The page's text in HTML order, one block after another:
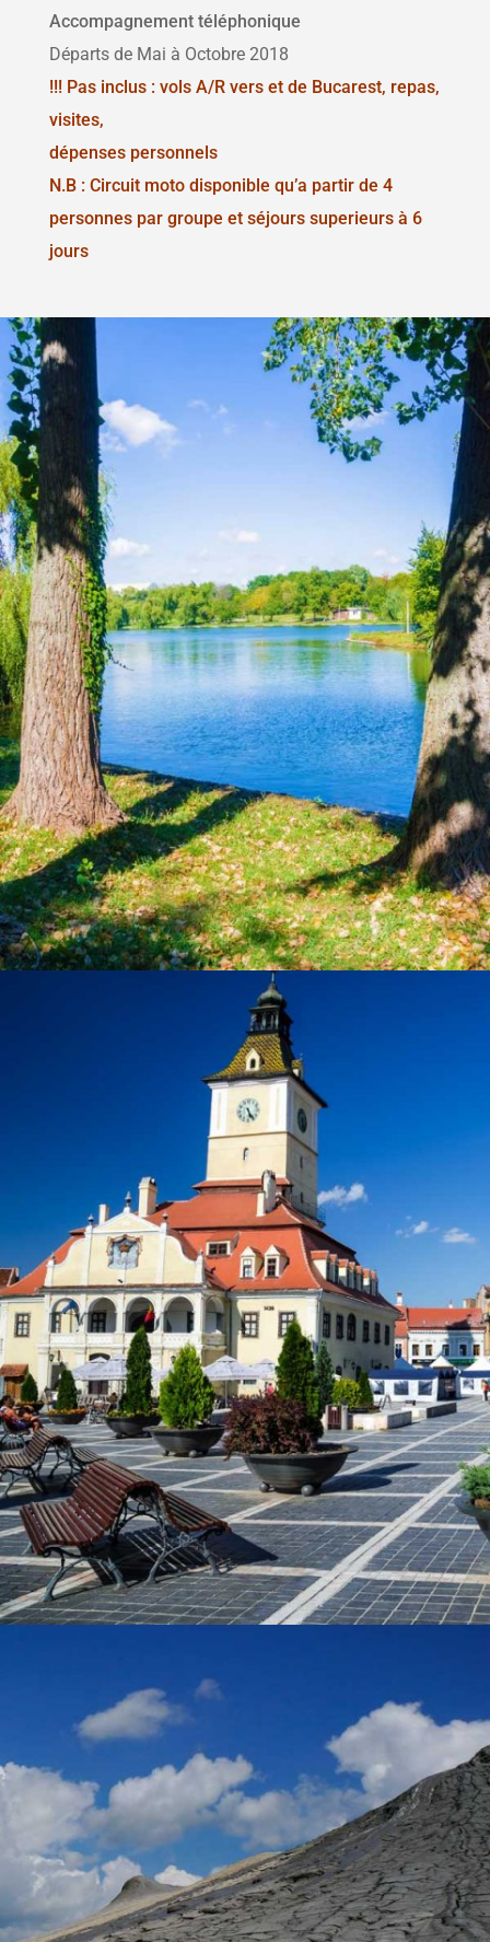
Accompagnement téléphonique
Départs de Mai à Octobre 2018
!!! Pas inclus : vols A/R vers et de Bucarest, repas,
visites,
dépenses personnels
N.B : Circuit moto disponible qu’a partir de 4
personnes par groupe et séjours superieurs à 6
jours